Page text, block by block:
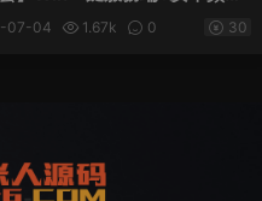
視頻架設教程
07-04 1.67k 0 30